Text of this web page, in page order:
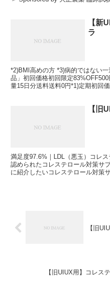
【新
ラ
*2)BMI高めの方 *3)病的ではない
品」初回価格初回限定
量15日分送料送料0円*1)定期初回
【旧
満足度97.6%｜LDL（悪玉）コレ
認められたコレステロール対策サ
に紹介したいコレステロール対策
【旧
【旧UIUX用】コレス